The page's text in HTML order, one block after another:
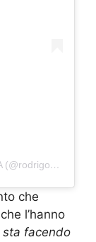
Un post condiviso da RODRIGO AMÉRICA (@rodrigoamericaoficial)
che
l’hanno
sta facendo